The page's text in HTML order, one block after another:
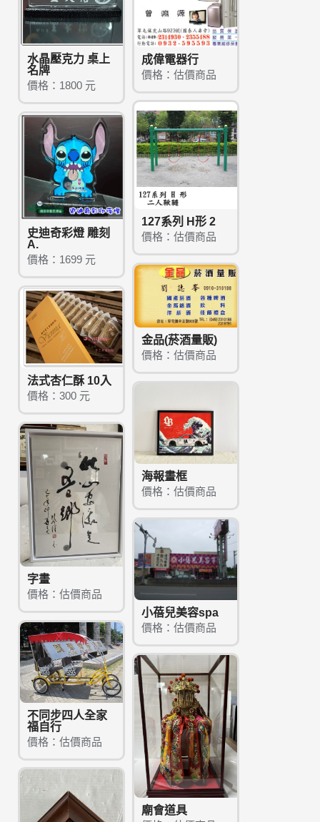
水晶壓克力 桌上
名牌
價格：1800 元
成偉電器行
價格：估價商品
127系列 H形 2
價格：估價商品
史迪奇彩燈 雕刻
A.
價格：1699 元
金品(菸酒量販)
價格：估價商品
法式杏仁酥 10入
價格：300 元
海報畫框
價格：估價商品
字畫
價格：估價商品
小蓓兒美容spa
價格：估價商品
不同步四人全家
福自行
價格：估價商品
廟會道具